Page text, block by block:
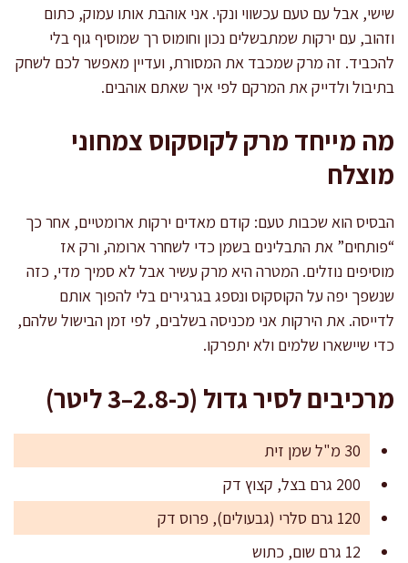
שישי, אבל עם טעם עכשווי ונקי. אני אוהבת אותו עמוק, כתום
וזהוב, עם ירקות שמתבשלים נכון וחומוס רך שמוסיף גוף בלי
להכביד. זה מרק שמכבד את המסורת, ועדיין מאפשר לכם לשחק
בתיבול ולדייק את המרקם לפי איך שאתם אוהבים.
מה מייחד מרק לקוסקוס צמחוני
מוצלח
הבסיס הוא שכבות טעם: קודם מאדים ירקות ארומטיים, אחר כך
“פותחים” את התבלינים בשמן כדי לשחרר ארומה, ורק אז
מוסיפים נוזלים. המטרה היא מרק עשיר אבל לא סמיך מדי, כזה
שנשפך יפה על הקוסקוס ונספג בגרגירים בלי להפוך אותם
לדייסה. את הירקות אני מכניסה בשלבים, לפי זמן הבישול שלהם,
כדי שיישארו שלמים ולא יתפרקו.
מרכיבים לסיר גדול (כ-2.8–3 ליטר)
30 מ"ל שמן זית
200 גרם בצל, קצוץ דק
120 גרם סלרי (גבעולים), פרוס דק
12 גרם שום, כתוש